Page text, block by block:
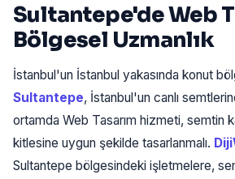
Sultantepe'de Web
Bölgesel Uzmanlık
İstanbul'un İstanbul yakasında konut
Sultantepe, İstanbul'un canlı
ortamda Web Tasarım hizmeti, semtin
kitlesine uygun şekilde tasarlanmalı.
Sultantepe bölgesindeki işletmelere,